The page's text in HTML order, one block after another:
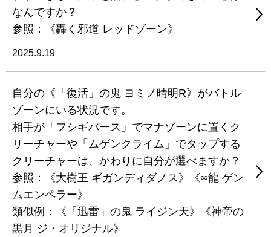
なんですか？
参照：《轟く邪道 レッドゾーン》
2025.9.19
自分の《「復活」の鬼 ヨミノ晴明R》がバトル
ゾーンにいる状況です。
相手が「フシギバース」でマナゾーンに置くク
リーチャーや「ムゲンクライム」でタップする
クリーチャーは、かわりに自分が選べますか？
参照：《大樹王 ギガンディダノス》《∞龍 ゲン
ムエンペラー》
類似例：《「迅雷」の鬼 ライジン天》《神帝の
黒月 ジ・オリジナル》